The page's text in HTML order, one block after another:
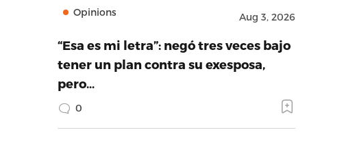
Opinions Aug 3, 2026
“Esa es mi letra”: negó tres veces bajo
tener un plan contra su exesposa,
pero…
0